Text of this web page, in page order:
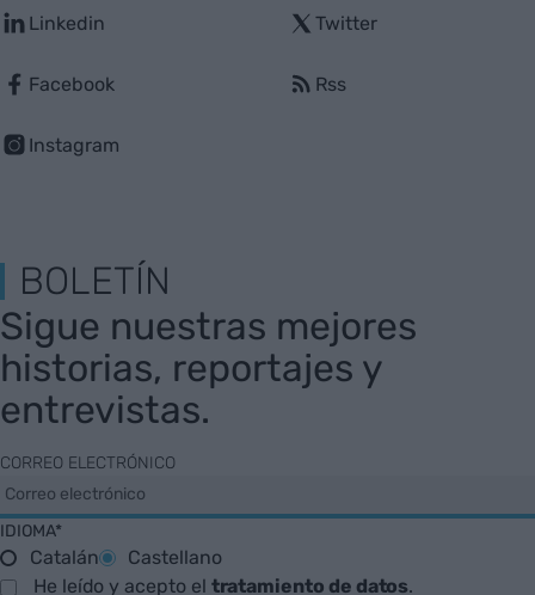
Linkedin
Facebook
Instagram
Twitter
Rss
BOLETÍN
Sigue nuestras mejores
historias, reportajes y
entrevistas.
CORREO ELECTRÓNICO
IDIOMA*
Catalán
Castellano
He leído y acepto el tratamiento de datos.